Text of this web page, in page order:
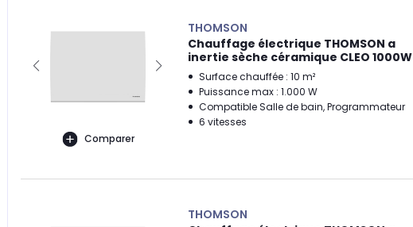
Comparer
THOMSON
Chauffage électrique THOMSON a
inertie sèche céramique CLEO 1000W
Surface chauffée : 10 m²
Puissance max : 1.000 W
Compatible Salle de bain, Programmateur
6 vitesses
THOMSON